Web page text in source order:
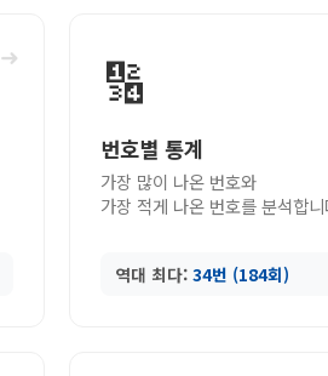
➜ 🔢
번호별 통계
가장 많이 나온 번호와
가장 적게 나온 번호를 분석합
역대 최다: 34번 (184회)